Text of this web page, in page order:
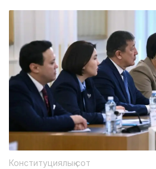
Конституциялық сот